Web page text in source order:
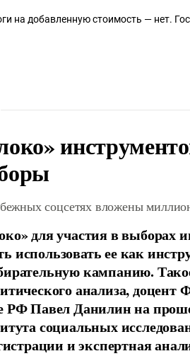
на добавленную стоимость — нет.
соцсетях вложены
для участия в выборах
использовать ее как
кампанию.
анализа, доцент
РФ Павел Данилин на
социальных
и экспертная